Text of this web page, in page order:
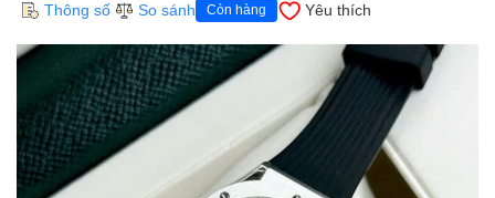
Thông số So sánh Còn hàng Yêu thích